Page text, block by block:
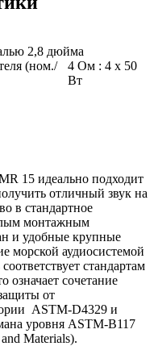
2,8 дюйма
(ном./
4 Ом : 4 x 50
Вт
15 идеально подходит
отличный звук на
в стандартное
монтажным
и удобные крупные
морской аудиосистемой
стандартам
означает сочетание
от
ASTM-D4329 и
уровня ASTM-B117
Materials).